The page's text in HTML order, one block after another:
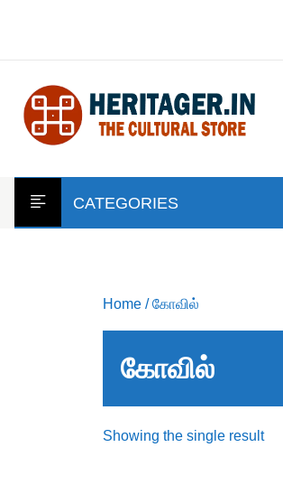
CATEGORIES
Home / கோவில்
கோவில்
Showing the single result